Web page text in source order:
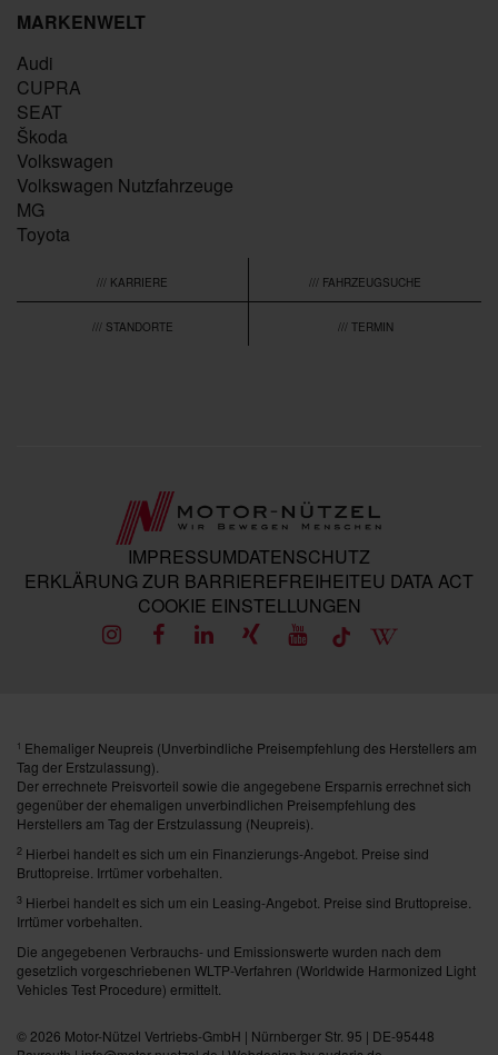
MARKENWELT
Audi
CUPRA
SEAT
Škoda
Volkswagen
Volkswagen Nutzfahrzeuge
MG
Toyota
/// KARRIERE /// FAHRZEUGSUCHE
/// STANDORTE /// TERMIN
IMPRESSUMDATENSCHUTZ
ERKLÄRUNG ZUR BARRIEREFREIHEITEU DATA ACT
COOKIE EINSTELLUNGEN
1 Ehemaliger Neupreis (Unverbindliche Preisempfehlung des Herstellers am
Tag der Erstzulassung).
Der errechnete Preisvorteil sowie die angegebene Ersparnis errechnet sich
gegenüber der ehemaligen unverbindlichen Preisempfehlung des
Herstellers am Tag der Erstzulassung (Neupreis).
2 Hierbei handelt es sich um ein Finanzierungs-Angebot. Preise sind
Bruttopreise. Irrtümer vorbehalten.
3 Hierbei handelt es sich um ein Leasing-Angebot. Preise sind Bruttopreise.
Irrtümer vorbehalten.
Die angegebenen Verbrauchs- und Emissionswerte wurden nach dem
gesetzlich vorgeschriebenen WLTP-Verfahren (Worldwide Harmonized Light
Vehicles Test Procedure) ermittelt.
© 2026 Motor-Nützel Vertriebs-GmbH | Nürnberger Str. 95 | DE-95448